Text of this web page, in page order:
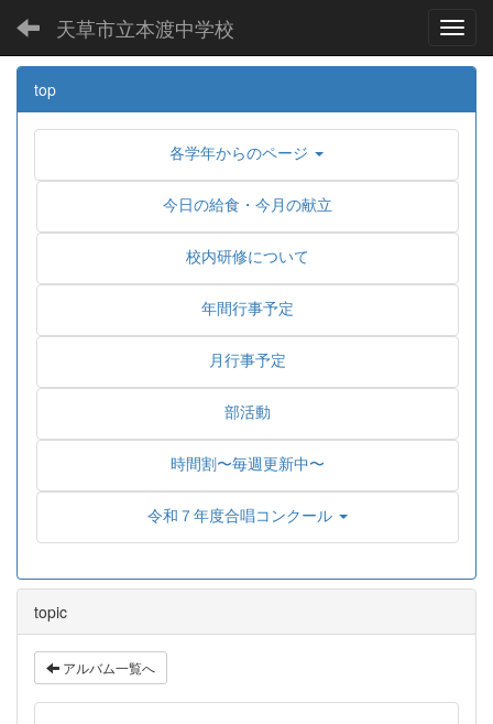
天草市立本渡中学校
top
各学年からのページ
今日の給食・今月の献立
校内研修について
年間行事予定
月行事予定
部活動
時間割〜毎週更新中〜
令和７年度合唱コンクール
topic
アルバム一覧へ